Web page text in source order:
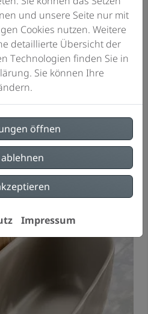
Materialien. „Die
ist modern und zeitlos
einer Mode, sondern
Sie wirkt, als hätte man eine
dem Moment eingefroren,
erklärt Stefan Diez.
DUO ist in zwei Größen sowie
edlen Farben der
von Kaldewei
ideal in jedes Badezimmer
und unsere Seite nur mit
Cookies nutzen. Weitere
detaillierte Übersicht der
Technologien finden Sie in
Sie können Ihre
öffnen
Impressum